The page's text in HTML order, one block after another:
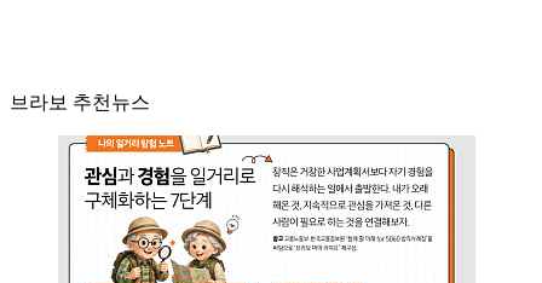
브라보 추천뉴스